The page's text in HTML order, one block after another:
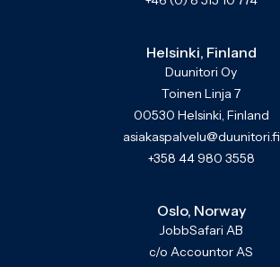
Helsinki, Finland
Duunitori Oy
Toinen Linja 7
00530 Helsinki, Finland
asiakaspalvelu@duunitori.fi
+358 44 980 3558
Oslo, Norway
JobbSafari AB
c/o Accountor AS